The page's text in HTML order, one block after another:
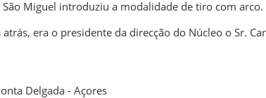
São Miguel introduziu a modalidade de tiro com arco.
era o presidente da direcção do Núcleo o Sr.
Delgada - Açores